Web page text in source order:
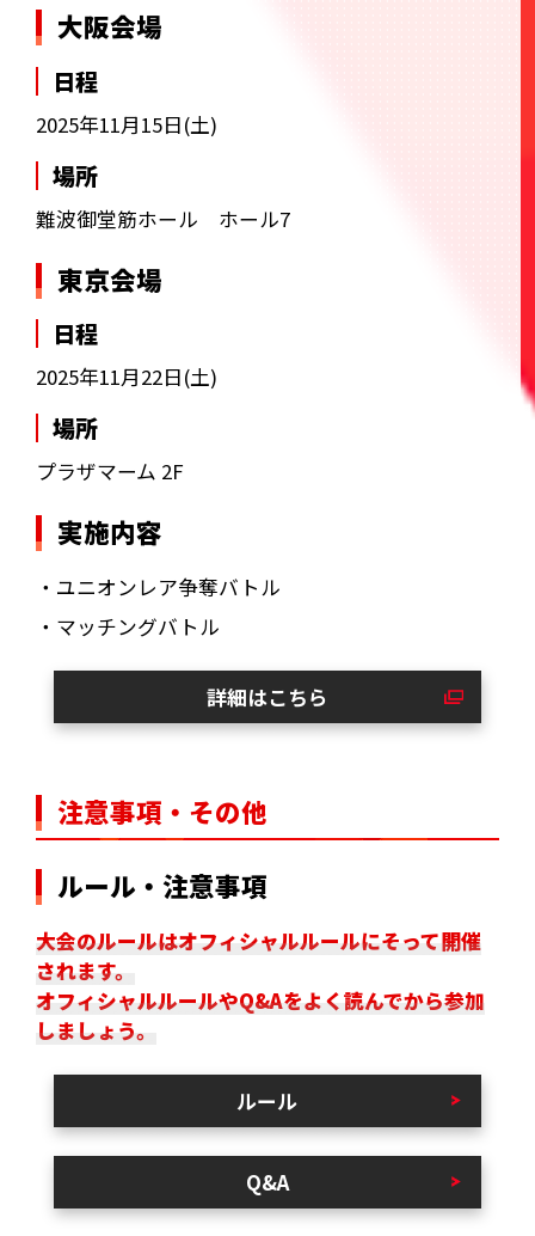
大阪会場
日程
2025年11月15日(土)
場所
難波御堂筋ホール ホール7
東京会場
日程
2025年11月22日(土)
場所
プラザマーム 2F
実施内容
・ユニオンレア争奪バトル
・マッチングバトル
詳細はこちら
注意事項・その他
ルール・注意事項
大会のルールはオフィシャルルールにそって開催
されます。
オフィシャルルールやQ&Aをよく読んでから参加
しましょう。
ルール
Q&A